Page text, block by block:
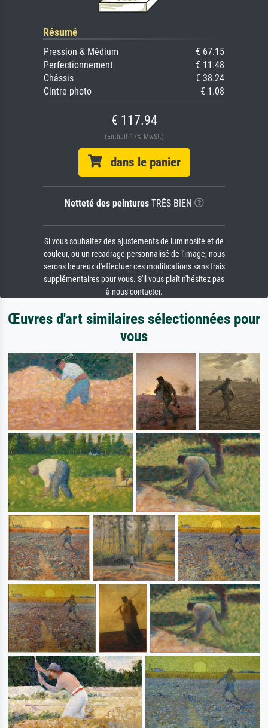
Résumé
Pression & Médium
€ 67.15
Perfectionnement
€ 11.48
Châssis
€ 38.24
Cintre photo
€ 1.08
€ 117.94
(Enthält 17% MwSt.)
dans le panier
Netteté des peinturesTRÈS BIEN
Si vous souhaitez des ajustements de luminosité et de
couleur, ou un recadrage personnalisé de l'image, nous
serons heureux d'effectuer ces modifications sans frais
supplémentaires pour vous. S'il vous plaît n'hésitez pas
à nous contacter.
Œuvres d'art similaires sélectionnées pour
vous